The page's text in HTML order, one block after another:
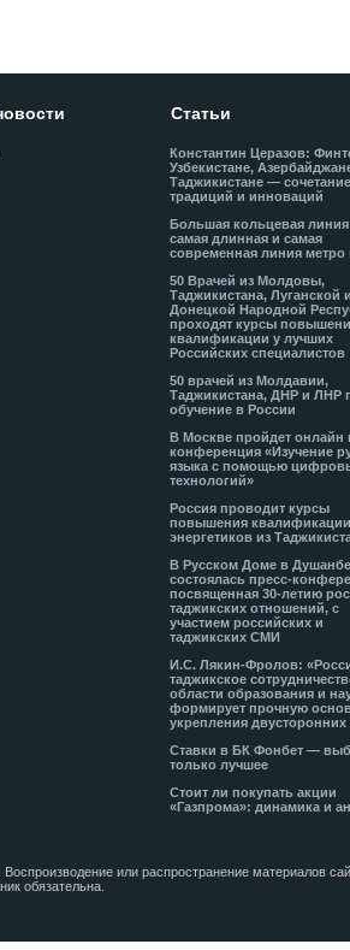
Статьи
Константин Церазов:
Узбекистане,
Таджикистане —
традиций и инноваций
Большая кольцевая
самая длинная и самая
современная линия метро
50 Врачей из Молдовы,
Таджикистана, Луганской
Донецкой Народной
проходят курсы
квалификации у лучших
Российских специалистов
50 врачей из Молдавии,
Таджикистана, ДНР и ЛНР
обучение в России
В Москве пройдет онлайн
конференция «Изучение
языка с помощью
технологий»
Россия проводит курсы
повышения
энергетиков из
В Русском Доме в
состоялась пресс-
посвященная 30-летию
таджикских отношений, с
участием российских и
таджикских СМИ
И.С. Лякин-Фролов:
таджикское
области образования и
формирует прочную
укрепления двусторонних
Ставки в БК Фонбет —
только лучшее
Стоит ли покупать акции
«Газпрома»: динамика и
или распространение материалов
обязательна.